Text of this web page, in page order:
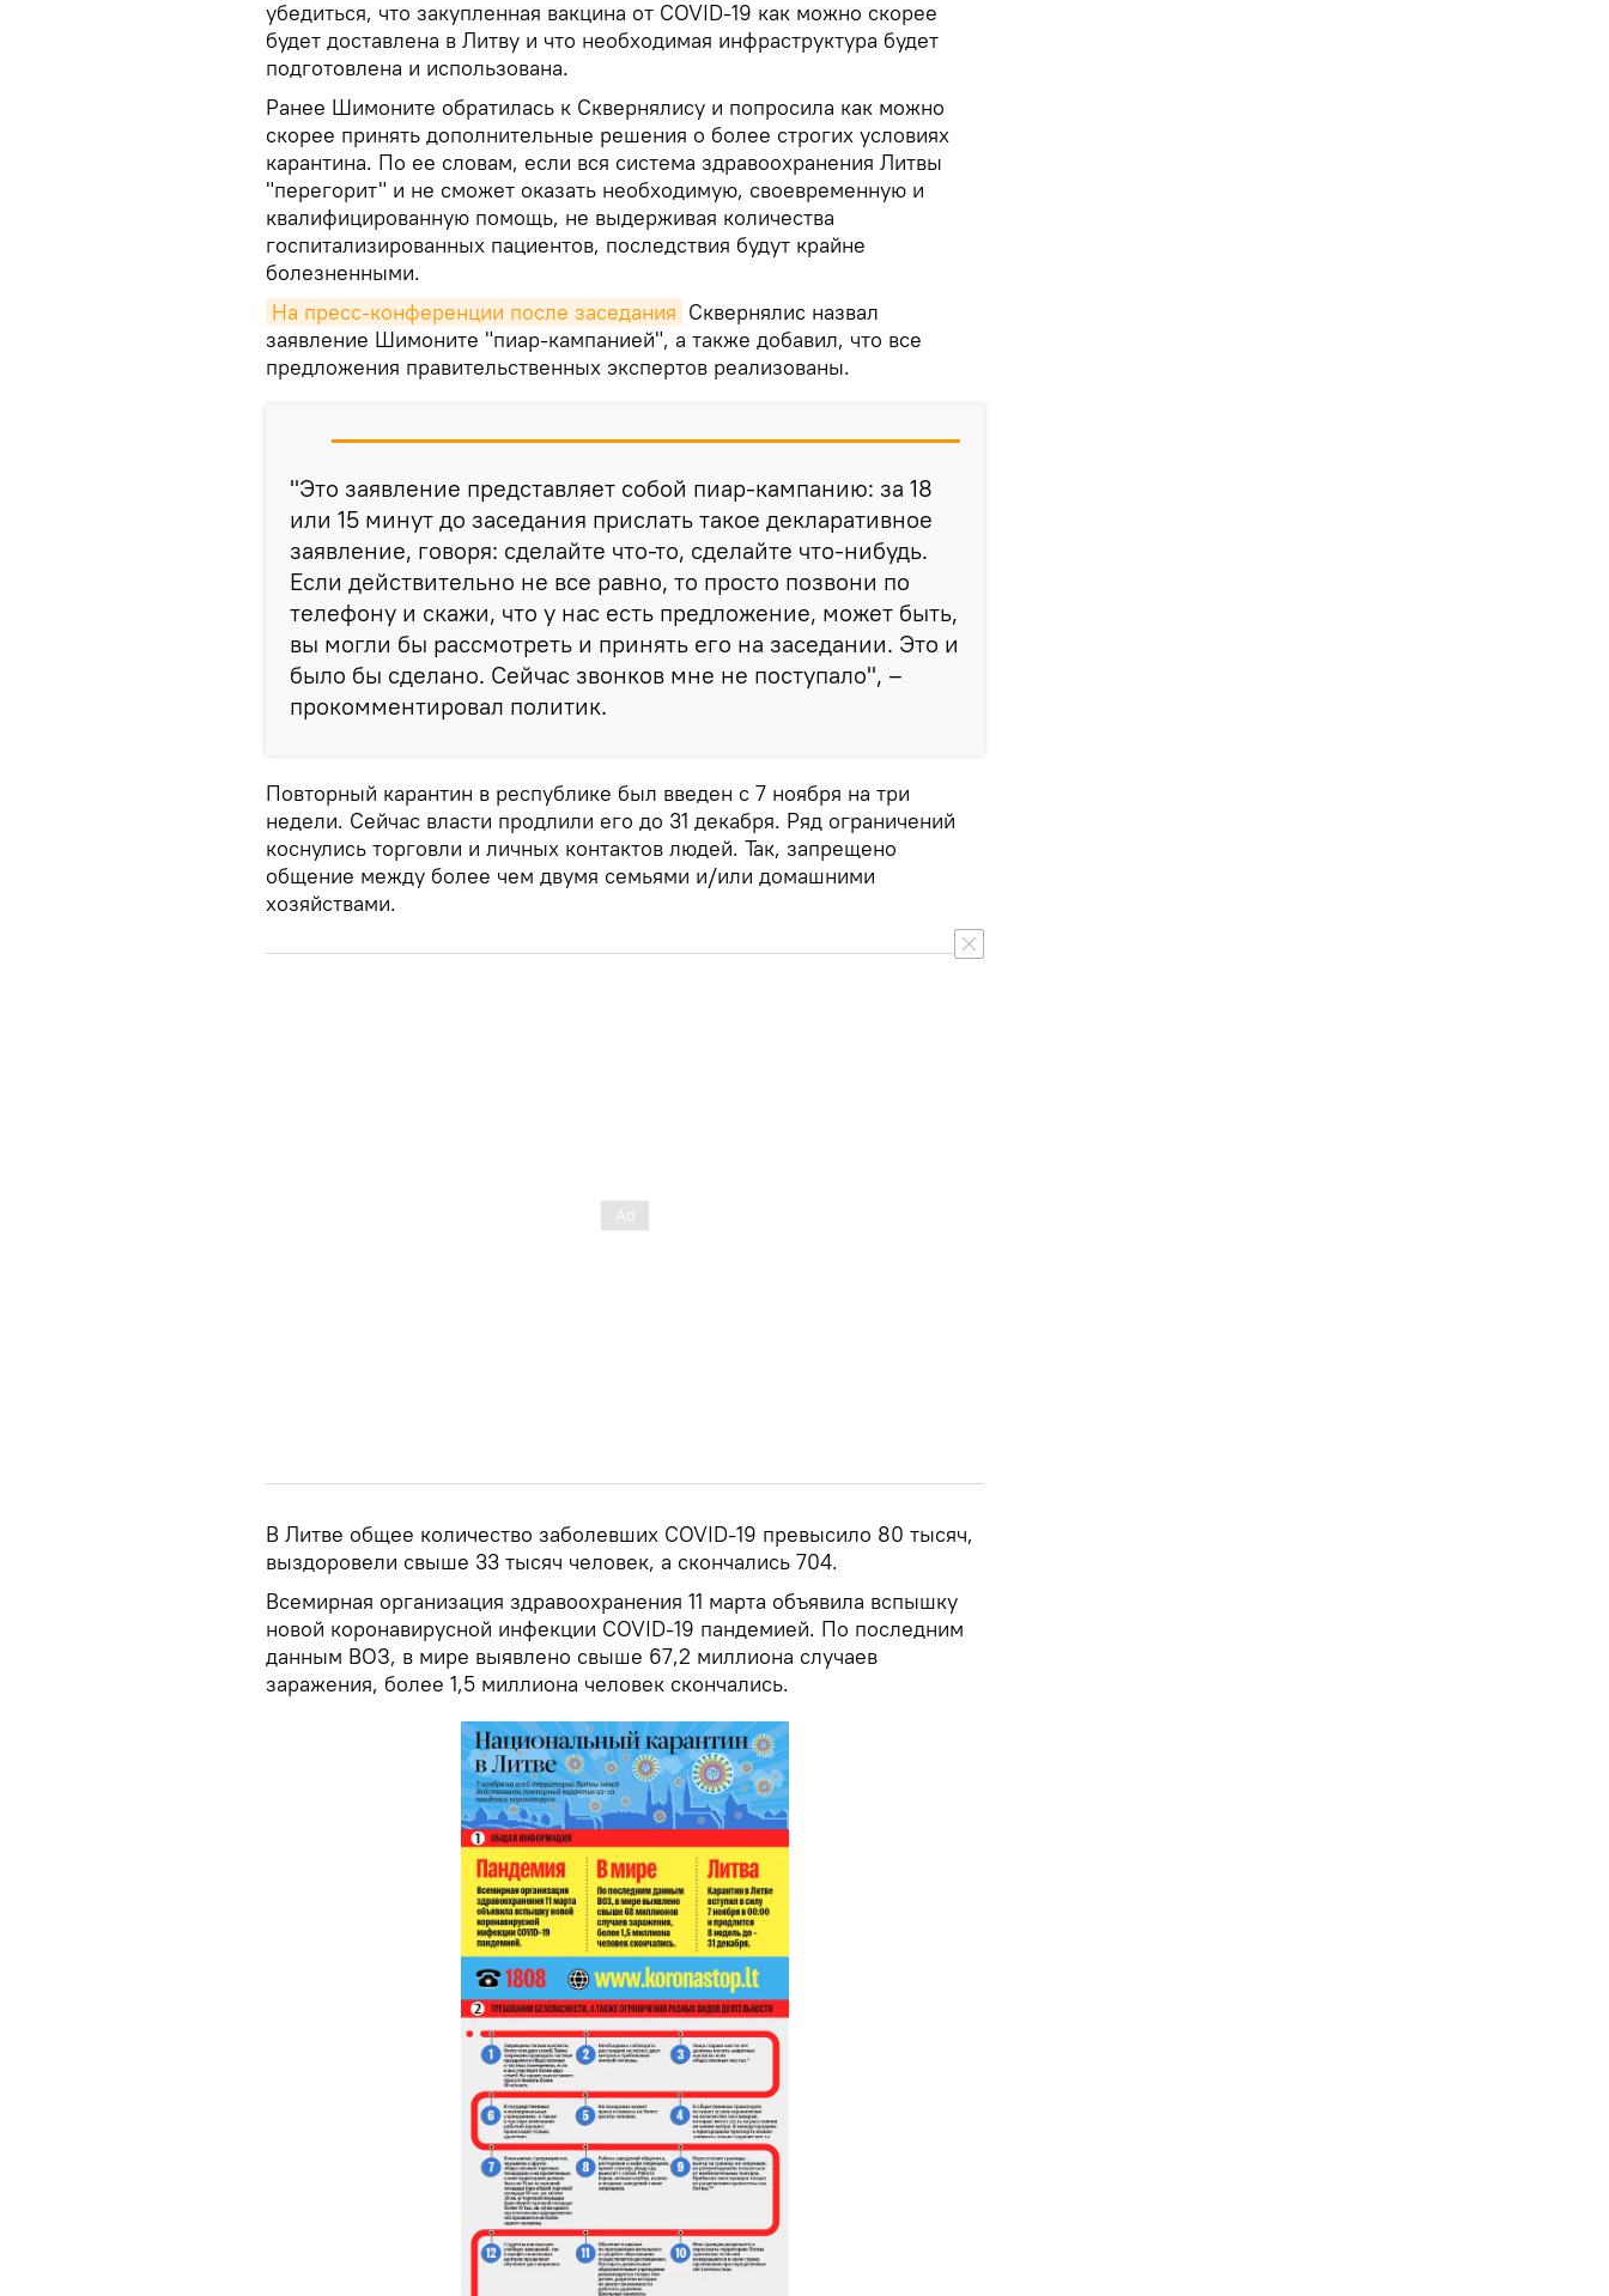
убедиться, что закупленная вакцина от COVID-19 как можно скорее
будет доставлена в Литву и что необходимая инфраструктура будет
подготовлена и использована.
Ранее Шимоните обратилась к Сквернялису и попросила как можно
скорее принять дополнительные решения о более строгих условиях
карантина. По ее словам, если вся система здравоохранения Литвы
"перегорит" и не сможет оказать необходимую, своевременную и
квалифицированную помощь, не выдерживая количества
госпитализированных пациентов, последствия будут крайне
болезненными.
На пресс-конференции после заседания Сквернялис назвал
заявление Шимоните "пиар-кампанией", а также добавил, что все
предложения правительственных экспертов реализованы.
"Это заявление представляет собой пиар-кампанию: за 18
или 15 минут до заседания прислать такое декларативное
заявление, говоря: сделайте что-то, сделайте что-нибудь.
Если действительно не все равно, то просто позвони по
телефону и скажи, что у нас есть предложение, может быть,
вы могли бы рассмотреть и принять его на заседании. Это и
было бы сделано. Сейчас звонков мне не поступало", –
прокомментировал политик.
Повторный карантин в республике был введен с 7 ноября на три
недели. Сейчас власти продлили его до 31 декабря. Ряд ограничений
коснулись торговли и личных контактов людей. Так, запрещено
общение между более чем двумя семьями и/или домашними
хозяйствами.
В Литве общее количество заболевших COVID-19 превысило 80 тысяч,
выздоровели свыше 33 тысяч человек, а скончались 704.
Всемирная организация здравоохранения 11 марта объявила вспышку
новой коронавирусной инфекции COVID-19 пандемией. По последним
данным ВОЗ, в мире выявлено свыше 67,2 миллиона случаев
заражения, более 1,5 миллиона человек скончались.